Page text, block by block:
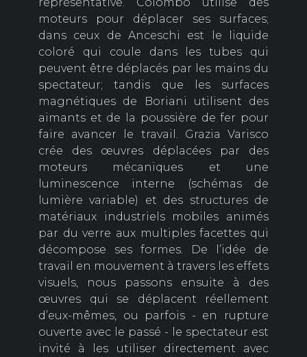
moteurs pour déplacer ses surfaces;
dans ceux de Anceschi est le liquide
coloré qui coule dans les tubes qui
peuvent être déplacés par les mains du
spectateur; tandis que les surfaces
magnétiques de Boriani utilisent des
aimants et de la poussière de fer pour
faire avancer le travail. Grazia Varisco
crée des œuvres déplacées par des
moteurs mécaniques et une
luminescence interne (schémas de
lumière variable) et des structures de
matériaux industriels mobiles animés
par du verre aux multiples facettes qui
décompose ses formes. De l’idée de
travail en mouvement à travers les effets
visuels, nous passons ensuite à des
œuvres qui se déplacent réellement
d’eux-mêmes, ou parfois - en rupture
ouverte avec le passé - le spectateur est
invité à les utiliser directement avec